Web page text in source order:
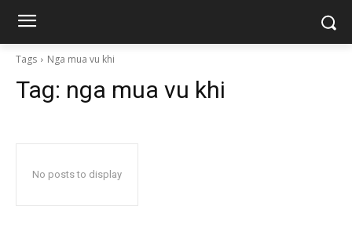
Tags Nga mua vu khi
Tag: nga mua vu khi
No posts to display